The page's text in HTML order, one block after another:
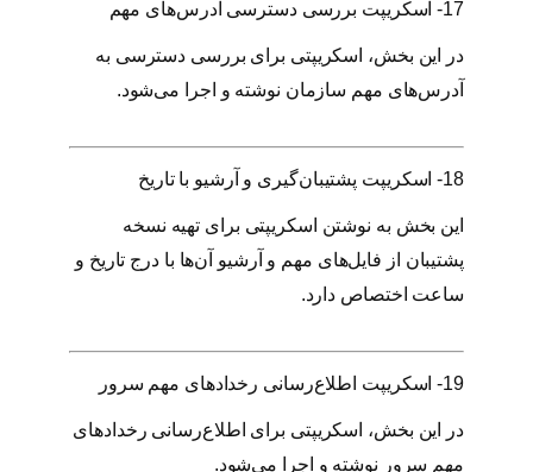
17- اسکریپت بررسی دسترسی آدرس‌های مهم
در این بخش، اسکریپتی برای بررسی دسترسی به
آدرس‌های مهم سازمان نوشته و اجرا می‌شود.
18- اسکریپت پشتیبان‌گیری و آرشیو با تاریخ
این بخش به نوشتن اسکریپتی برای تهیه نسخه
پشتیبان از فایل‌های مهم و آرشیو آن‌ها با درج تاریخ و
ساعت اختصاص دارد.
19- اسکریپت اطلاع‌رسانی رخدادهای مهم سرور
در این بخش، اسکریپتی برای اطلاع‌رسانی رخدادهای
مهم سرور نوشته و اجرا می‌شود.